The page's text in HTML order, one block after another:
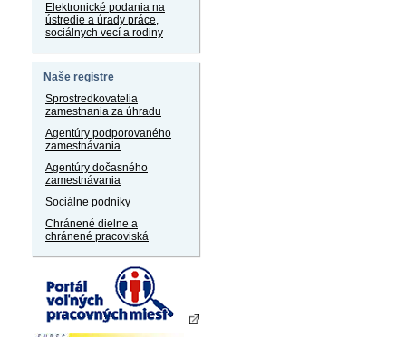
Elektronické podania na
ústredie a úrady práce,
sociálnych vecí a rodiny
Naše registre
Sprostredkovatelia
zamestnania za úhradu
Agentúry podporovaného
zamestnávania
Agentúry dočasného
zamestnávania
Sociálne podniky
Chránené dielne a
chránené pracoviská